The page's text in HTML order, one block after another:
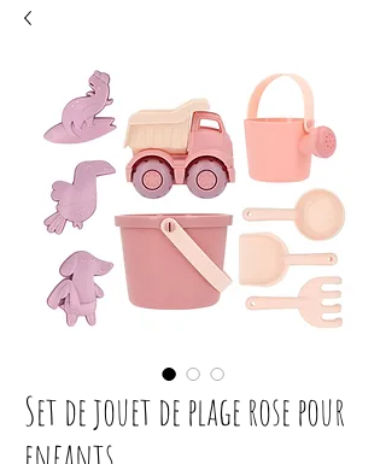
Set de jouet de plage rose pour